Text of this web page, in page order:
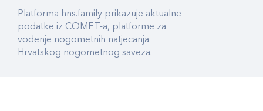
Platforma hns.family prikazuje aktualne
podatke iz COMET-a, platforme za
vođenje nogometnih natjecanja
Hrvatskog nogometnog saveza.